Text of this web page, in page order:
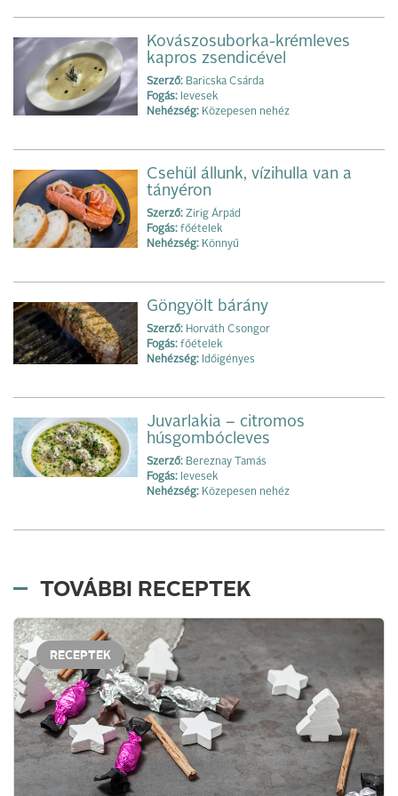
Kovászosuborka-krémleves
kapros zsendicével
Szerző: Baricska Csárda
Fogás: levesek
Nehézség: Közepesen nehéz
Csehül állunk, vízihulla van a
tányéron
Szerző: Zirig Árpád
Fogás: főételek
Nehézség: Könnyű
Göngyölt bárány
Szerző: Horváth Csongor
Fogás: főételek
Nehézség: Időigényes
Juvarlakia – citromos
húsgombócleves
Szerző: Bereznay Tamás
Fogás: levesek
Nehézség: Közepesen nehéz
TOVÁBBI RECEPTEK
RECEPTEK